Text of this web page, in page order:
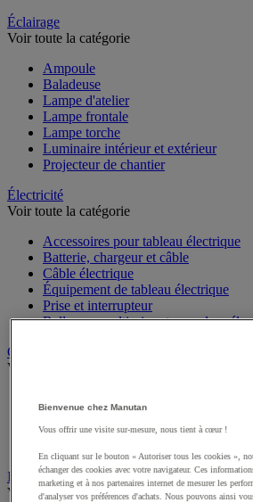
Éclairage
Voir toute la catégorie
Ampoule
Baladeuse
Lampe d'atelier
Lampe frontale
Lampe torche
Luminaire intérieur et extérieur
Projecteur de chantier
Électricité
Voir toute la catégorie
Accessoires pour tableau électrique
Batterie, chargeur et câble
Câble électrique
Équipement de tableau électrique
Prise et interrupteur
Rallonge, multiprise et enrouleur
Graissage et lubrifiant
Voir toute la catégorie
Graisse et huile
Lubrifiant et dégrippant
Instrument de mesure
Voir toute la catégorie
Bienvenue chez Manutan
Vous offrir une visite sur-mesure, nous tient à cœur !
En cliquant sur le bouton « Autoriser tous les cookies »,
échanger des cookies avec votre navigateur. Ces
marketing et à nos partenaires internet de mesurer les
d'analyser vos préférences d'achats. Nous pouvons ainsi